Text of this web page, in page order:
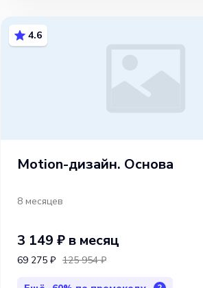
4.6
Motion-дизайн. Основа
8 месяцев
3 149 ₽ в месяц
69 275 ₽ 125 954 ₽